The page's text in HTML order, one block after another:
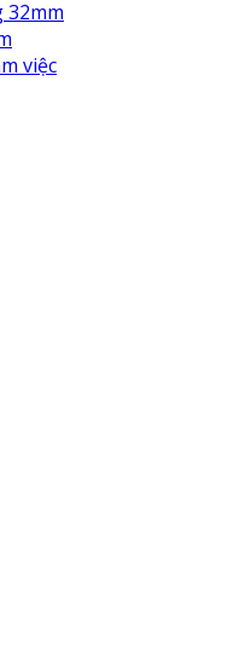
32mm
việc